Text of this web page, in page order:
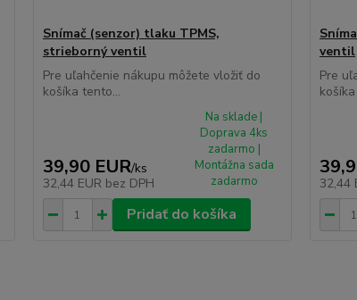
Snímač (senzor) tlaku TPMS,
strieborný ventil
Pre uľahčenie nákupu môžete vložiť do
košíka tento...
39,90 EUR/ks
32,44 EUR bez DPH
Na sklade |
Doprava 4ks
zadarmo |
Montážna sada
zadarmo
Pridať do košíka
ventil
Pre
32,44